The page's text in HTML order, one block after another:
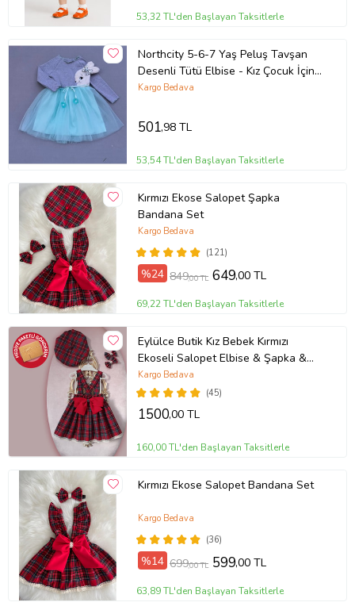
53,32 TL'den Başlayan Taksitlerle
Northcity 5-6-7 Yaş Peluş Tavşan
Desenli Tütü Elbise - Kız Çocuk İçin
Astarlı, Antialerjik & Konforlu Giyim
Kargo Bedava
501,98 TL
53,54 TL'den Başlayan Taksitlerle
Kırmızı Ekose Salopet Şapka
Bandana Set
(121)
Kargo Bedava
%24 849,00 TL 649,00 TL
69,22 TL'den Başlayan Taksitlerle
Eylülce Butik Kız Bebek Kırmızı
Ekoseli Salopet Elbise & Şapka &
Toka Takım
(45)
Kargo Bedava
1500,00 TL
160,00 TL'den Başlayan Taksitlerle
Kırmızı Ekose Salopet Bandana Set
(36)
Kargo Bedava
%14 699,00 TL 599,00 TL
63,89 TL'den Başlayan Taksitlerle